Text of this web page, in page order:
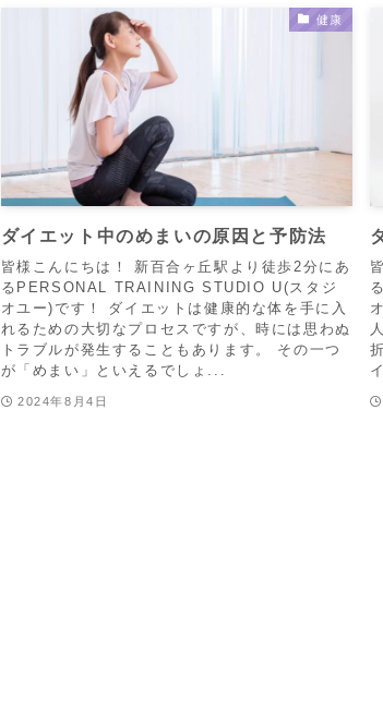
健康
ダイエット中のめまいの原因と予防法
皆様こんにちは！ 新百合ヶ丘駅より徒歩2分にあ
るPERSONAL TRAINING STUDIO U(スタジ
オユー)です！ ダイエットは健康的な体を手に入
れるための大切なプロセスですが、時には思わぬ
トラブルが発生することもあります。 その一つ
が「めまい」といえるでしょ...
2024年8月4日